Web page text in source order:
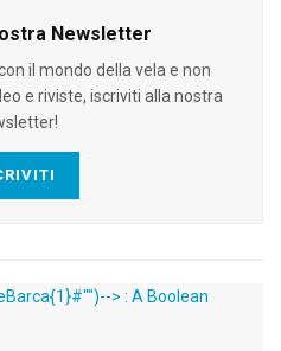
Newsletter
il mondo della vela e non
e riviste, iscriviti alla nostra
> : A Boolean